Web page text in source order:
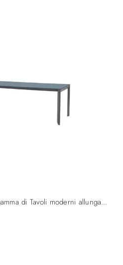
Clicca e scopri una ricca gamma di Tavoli moderni allungabili da cucina! Il modello Apollo Allungabile di Midj ti attende.